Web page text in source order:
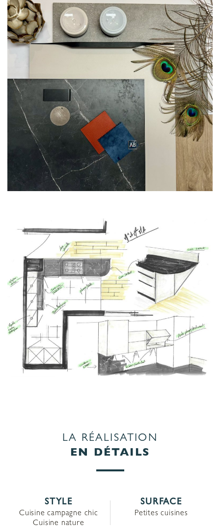
LA RÉALISATION
EN DÉTAILS
STYLE
Cuisine campagne chic
Cuisine nature
SURFACE
Petites cuisines